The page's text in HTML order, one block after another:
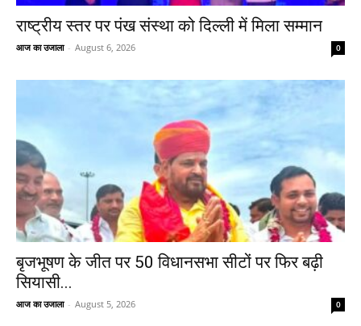
राष्ट्रीय स्तर पर पंख संस्था को दिल्ली में मिला सम्मान
आज का उजाला - August 6, 2026 0
बृजभूषण के जीत पर 50 विधानसभा सीटों पर फिर बढ़ी
सियासी...
आज का उजाला - August 5, 2026 0